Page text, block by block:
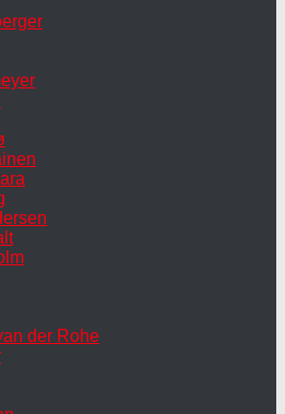
der Rohe